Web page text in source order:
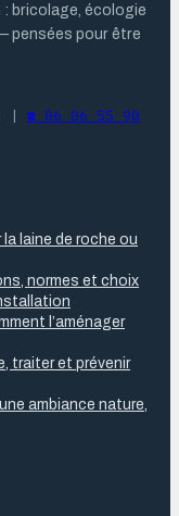
bricolage, écologie
pensées pour être
| ☎ 06 06 55 90
laine de roche ou
normes et choix
l’aménager
traiter et prévenir
ambiance nature,